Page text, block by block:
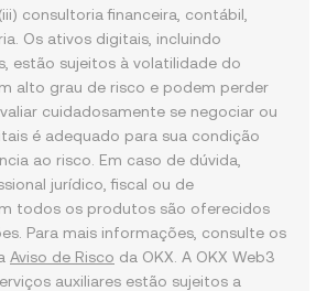
consultoria financeira, contábil,
Os ativos digitais, incluindo
estão sujeitos à volatilidade do
alto grau de risco e podem perder
cuidadosamente se negociar ou
é adequado para sua condição
ao risco. Em caso de dúvida,
jurídico, fiscal ou de
todos os produtos são oferecidos
Para mais informações, consulte os
Aviso de Risco da OKX. A OKX Web3
auxiliares estão sujeitos a